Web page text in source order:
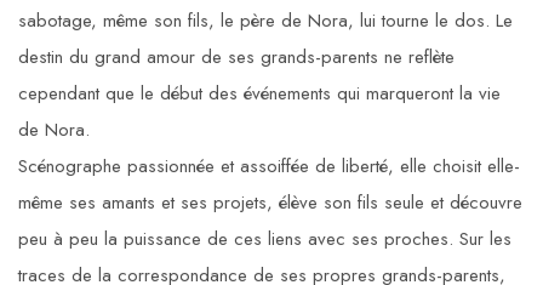
sabotage, même son fils, le père de Nora, lui tourne le dos. Le
destin du grand amour de ses grands-parents ne reflète
cependant que le début des événements qui marqueront la vie
de Nora.
Scénographe passionnée et assoiffée de liberté, elle choisit elle-
même ses amants et ses projets, élève son fils seule et découvre
peu à peu la puissance de ces liens avec ses proches. Sur les
traces de la correspondance de ses propres grands-parents,